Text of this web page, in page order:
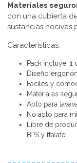
Materiales
con una cubierta
sustancias nocivas
Características:
Pack incluye: 1
Diseño
Fáciles y
Materiales
Apto para
No apto para
Libre de
BPS y ftalato.